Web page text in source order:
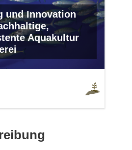
und Innovation
Aquakultur